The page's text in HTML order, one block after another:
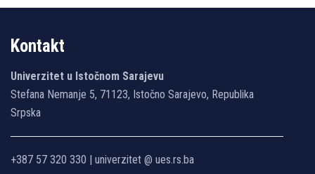
Kontakt
Univerzitet u Istočnom Sarajevu
Stefana Nemanje 5, 71123, Istočno Sarajevo, Republika
Srpska
+387 57 320 330 | univerzitet @ ues.rs.ba